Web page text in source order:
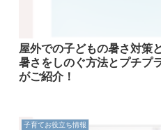
屋外での子どもの暑さ対策
暑さをしのぐ方法とプチプ
がご紹介！
子育てお役立ち情報